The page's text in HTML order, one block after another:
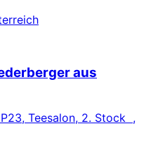
aus
Teesalon, 2. Stock ,